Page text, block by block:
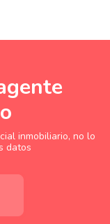
inmobiliario, no lo
datos